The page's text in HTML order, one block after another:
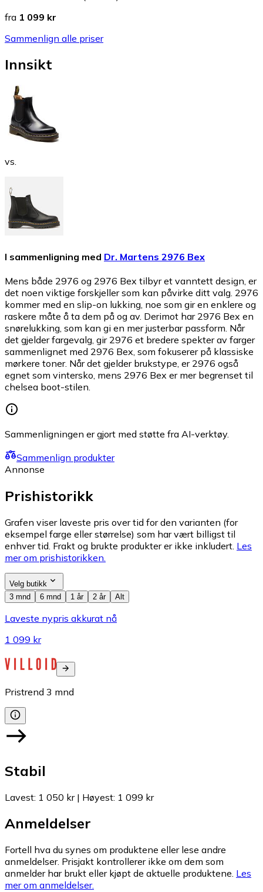
fra 1 099 kr
Sammenlign alle priser
Innsikt
vs.
I sammenligning med Dr. Martens 2976 Bex
Mens både 2976 og 2976 Bex tilbyr et vanntett design, er
det noen viktige forskjeller som kan påvirke ditt valg. 2976
kommer med en slip-on lukking, noe som gir en enklere og
raskere måte å ta dem på og av. Derimot har 2976 Bex en
snørelukking, som kan gi en mer justerbar passform. Når
det gjelder fargevalg, gir 2976 et bredere spekter av farger
sammenlignet med 2976 Bex, som fokuserer på klassiske
mørkere toner. Når det gjelder brukstype, er 2976 også
egnet som vintersko, mens 2976 Bex er mer begrenset til
chelsea boot-stilen.
Sammenligningen er gjort med støtte fra AI-verktøy.
Sammenlign produkter
Annonse
Prishistorikk
Grafen viser laveste pris over tid for den varianten (for
eksempel farge eller størrelse) som har vært billigst til
enhver tid. Frakt og brukte produkter er ikke inkludert. Les
mer om prishistorikken.
Velg butikk
3 mnd
6 mnd 1 år 2 år Alt
Laveste nypris akkurat nå
1 099 kr
Pristrend 3 mnd
Stabil
Lavest: 1 050 kr| Høyest: 1 099 kr
Anmeldelser
Fortell hva du synes om produktene eller lese andre
anmeldelser. Prisjakt kontrollerer ikke om dem som
anmelder har brukt eller kjøpt de aktuelle produktene. Les
mer om anmeldelser.